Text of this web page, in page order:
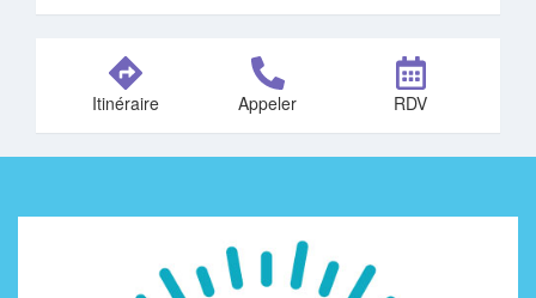
Itinéraire Appeler RDV